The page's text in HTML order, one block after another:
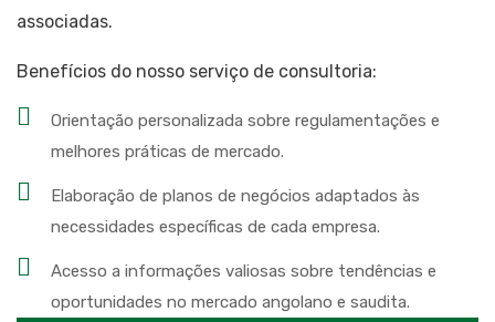
associadas.
Benefícios do nosso serviço de consultoria:
Orientação personalizada sobre regulamentações e
melhores práticas de mercado.
Elaboração de planos de negócios adaptados às
necessidades específicas de cada empresa.
Acesso a informações valiosas sobre tendências e
oportunidades no mercado angolano e saudita.